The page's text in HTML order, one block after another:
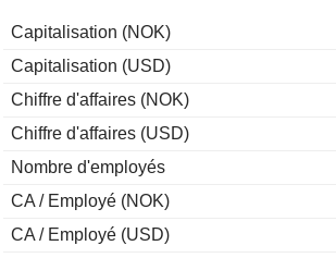
Capitalisation (NOK)
Capitalisation (USD)
Chiffre d'affaires (NOK)
Chiffre d'affaires (USD)
Nombre d'employés
CA / Employé (NOK)
CA / Employé (USD)